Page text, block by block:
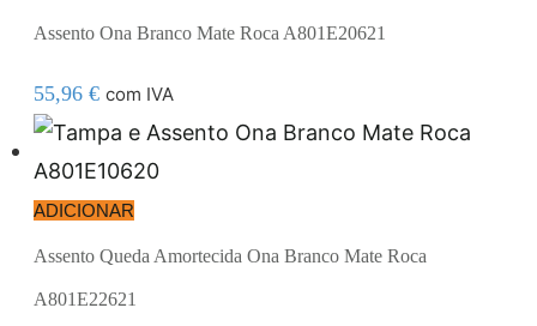
Assento Ona Branco Mate Roca A801E20621
55,96 € com IVA
ADICIONAR
Assento Queda Amortecida Ona Branco Mate Roca
A801E22621